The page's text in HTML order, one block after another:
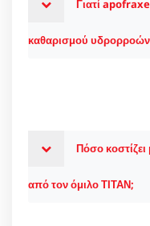
Γιατί
καθαρισμού
Πόσο
από τον όμιλο ΤΙΤΑΝ;